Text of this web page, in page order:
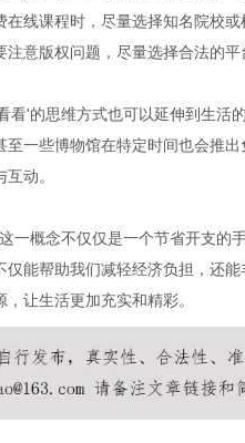
在线课程时，尽量选择知名院校
意版权问题，尽量选择合法的平
看'的思维方式也可以延伸到生活
至一些博物馆在特定时间也会推
动。
一概念不仅仅是一个节省开支的
仅能帮助我们减轻经济负担，还
让生活更加充实和精彩。